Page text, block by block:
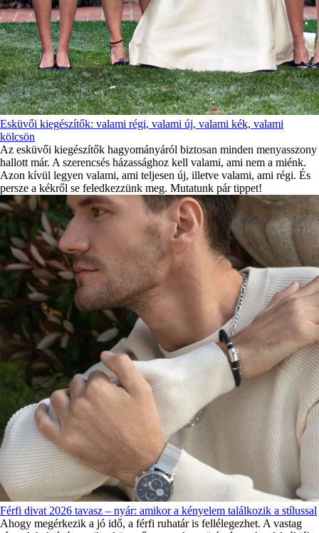
Esküvői kiegészítők: valami régi, valami új, valami kék, valami
kölcsön
Az esküvői kiegészítők hagyományáról biztosan minden menyasszony
hallott már. A szerencsés házassághoz kell valami, ami nem a miénk.
Azon kívül legyen valami, ami teljesen új, illetve valami, ami régi. És
persze a kékről se feledkezzünk meg. Mutatunk pár tippet!
Férfi divat 2026 tavasz – nyár: amikor a kényelem találkozik a stílussal
Ahogy megérkezik a jó idő, a férfi ruhatár is fellélegezhet. A vastag